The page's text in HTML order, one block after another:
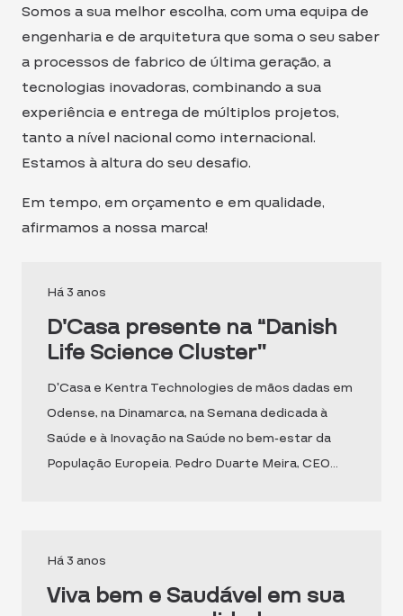
Somos a sua melhor escolha, com uma equipa de
engenharia e de arquitetura que soma o seu saber
a processos de fabrico de última geração, a
tecnologias inovadoras, combinando a sua
experiência e entrega de múltiplos projetos,
tanto a nível nacional como internacional.
Estamos à altura do seu desafio.
Em tempo, em orçamento e em qualidade,
afirmamos a nossa marca!
Há 3 anos
D’Casa presente na “Danish
Life Science Cluster”
D’Casa e Kentra Technologies de mãos dadas em
Odense, na Dinamarca, na Semana dedicada à
Saúde e à Inovação na Saúde no bem-estar da
População Europeia. Pedro Duarte Meira, CEO…
Há 3 anos
Viva bem e Saudável em sua